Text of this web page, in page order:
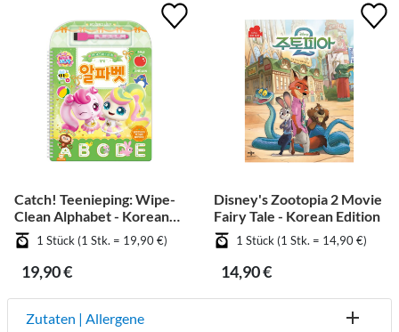
Catch! Teenieping: Wipe-
Clean Alphabet - Korean
Edition1 Stück (1 Stk. = 19,90 €)
19,90 €
Disney's Zootopia 2 Movie
Fairy Tale - Korean Edition
1 Stück (1 Stk. = 14,90 €)
14,90 €
Zutaten | Allergene